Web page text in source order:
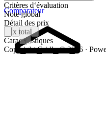
Comparateur
Critères d‘évaluation
Note global
Détail des prix
Prix total
Caractéristiques
Copyright Gridky© 2026 ·
1